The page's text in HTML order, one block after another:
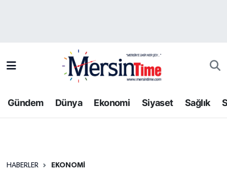
Gündem Dünya Ekonomi Siyaset Sağlık
HABERLER EKONOMI
Bilim-Teknoloji
Dünya
Ekonomi
Trafik Durumu
Tüm Manşetler
Haber Arşivi